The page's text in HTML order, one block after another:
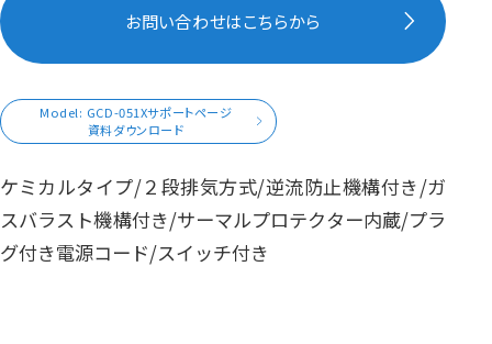
お問い合わせはこちらから
Model: GCD-051Xサポートページ
資料ダウンロード
ケミカルタイプ/２段排気方式/逆流防止機構付き/ガ
スバラスト機構付き/サーマルプロテクター内蔵/プラ
グ付き電源コード/スイッチ付き